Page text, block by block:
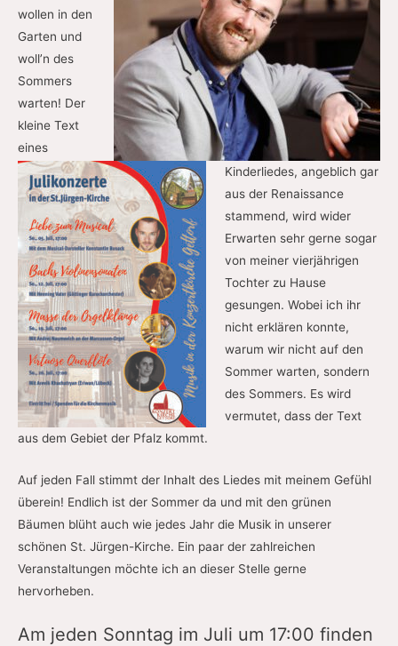
wollen in den
Garten und
woll’n des
Sommers
warten! Der
kleine Text
eines
Kinderliedes, angeblich gar
aus der Renaissance
stammend, wird wider
Erwarten sehr gerne sogar
von meiner vierjährigen
Tochter zu Hause
gesungen. Wobei ich ihr
nicht erklären konnte,
warum wir nicht auf den
Sommer warten, sondern
des Sommers. Es wird
vermutet, dass der Text
aus dem Gebiet der Pfalz kommt.
Auf jeden Fall stimmt der Inhalt des Liedes mit meinem Gefühl
überein! Endlich ist der Sommer da und mit den grünen
Bäumen blüht auch wie jedes Jahr die Musik in unserer
schönen St. Jürgen-Kirche. Ein paar der zahlreichen
Veranstaltungen möchte ich an dieser Stelle gerne
hervorheben.
Am jeden Sonntag im Juli um 17:00 finden